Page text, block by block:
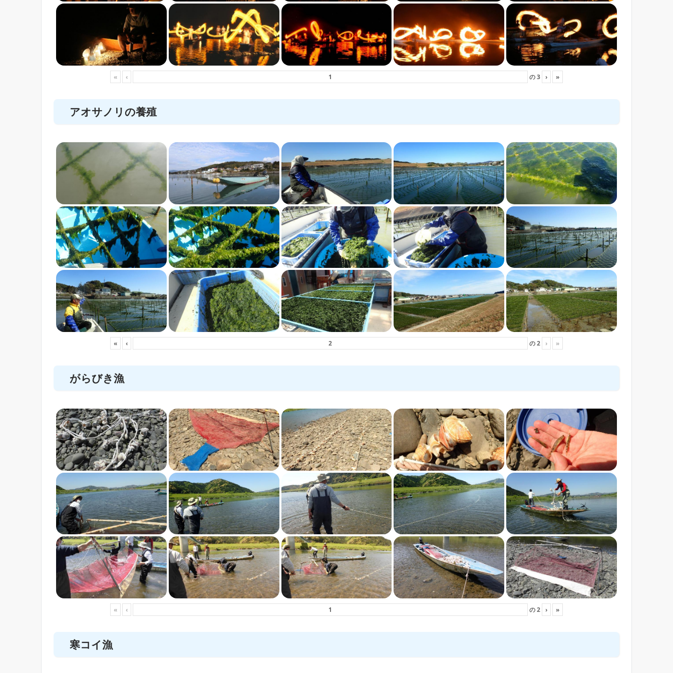
« ‹ の3 › »
アオサノリの養殖
« ‹ の2 › »
がらびき漁
« ‹ の2 › »
寒コイ漁